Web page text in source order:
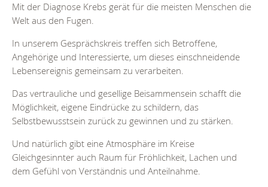
Mit der Diagnose Krebs gerät für die meisten Menschen die
Welt aus den Fugen.
In unserem Gesprächskreis treffen sich Betroffene,
Angehörige und Interessierte, um dieses einschneidende
Lebensereignis gemeinsam zu verarbeiten.
Das vertrauliche und gesellige Beisammensein schafft die
Möglichkeit, eigene Eindrücke zu schildern, das
Selbstbewusstsein zurück zu gewinnen und zu stärken.
Und natürlich gibt eine Atmosphäre im Kreise
Gleichgesinnter auch Raum für Fröhlichkeit, Lachen und
dem Gefühl von Verständnis und Anteilnahme.